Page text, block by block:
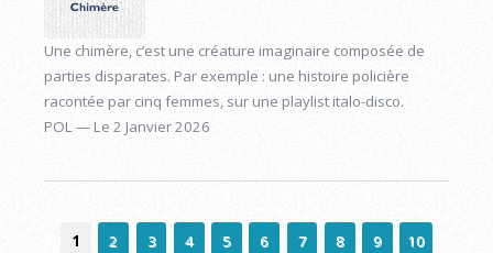
Une chimère, c’est une créature imaginaire composée de
parties disparates. Par exemple : une histoire policière
racontée par cinq femmes, sur une playlist italo-disco.
POL — Le 2 Janvier 2026
1 2 3 4 5 6 7 8 9 10